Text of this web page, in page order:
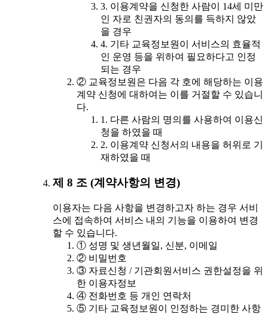
3. 이용계약을 신청한 사람이 14세 미만
인 자로 친권자의 동의를 득하지 않았
을 경우
4. 기타 교육정보원이 서비스의 효율적
인 운영 등을 위하여 필요하다고 인정
되는 경우
② 교육정보원은 다음 각 호에 해당하는 이용
계약 신청에 대하여는 이를 거절할 수 있습니
다.
1. 다른 사람의 명의를 사용하여 이용신
청을 하였을 때
2. 이용계약 신청서의 내용을 허위로 기
재하였을 때
제 8 조 (계약사항의 변경)
이용자는 다음 사항을 변경하고자 하는 경우 서비
스에 접속하여 서비스 내의 기능을 이용하여 변경
할 수 있습니다.
① 성명 및 생년월일, 신분, 이메일
② 비밀번호
③ 자료신청 / 기관회원서비스 권한설정을 위
한 이용자정보
④ 전화번호 등 개인 연락처
⑤ 기타 교육정보원이 인정하는 경미한 사항